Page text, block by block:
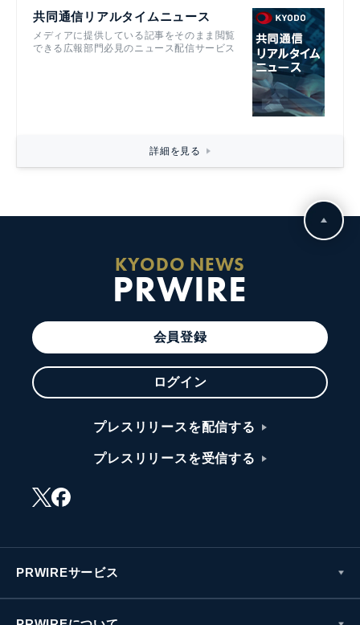
共同通信リアルタイムニュース
メディアに提供している記事をそのまま閲覧
できる広報部門必見のニュース配信サービス
詳細を見る
KYODO NEWS
PRWIRE
会員登録
ログイン
プレスリリースを配信する
プレスリリースを受信する
PRWIREサービス